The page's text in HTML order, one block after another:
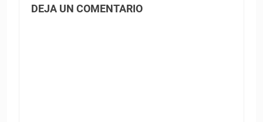
DEJA UN COMENTARIO